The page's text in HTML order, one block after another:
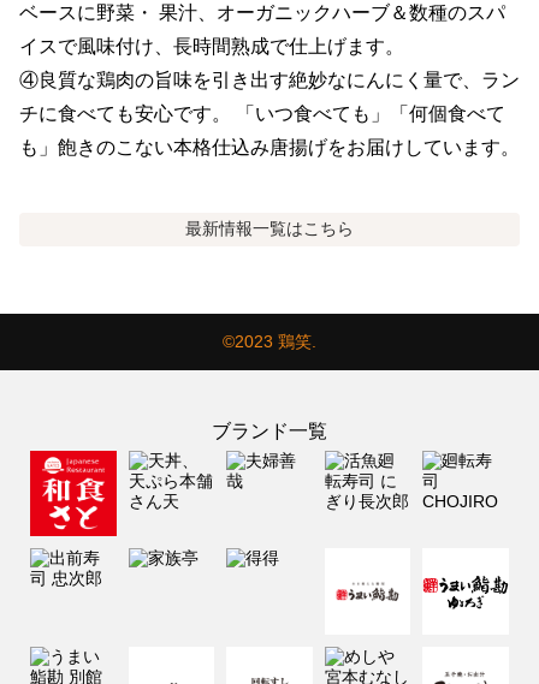
ベースに野菜・ 果汁、オーガニックハーブ＆数種のスパ
イスで風味付け、長時間熟成で仕上げます。
④良質な鶏肉の旨味を引き出す絶妙なにんにく量で、ラン
チに食べても安心です。 「いつ食べても」「何個食べて
も」飽きのこない本格仕込み唐揚げをお届けしています。
最新情報一覧はこちら
©2023 鶏笑.
ブランド一覧